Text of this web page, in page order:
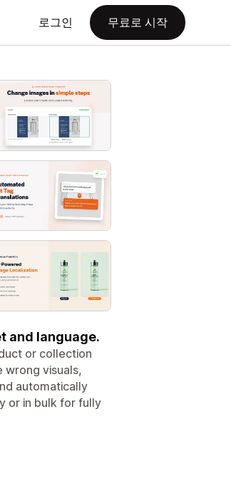
로그인 무료로 시작
and language.
or collection
wrong visuals,
automatically
or in bulk for fully